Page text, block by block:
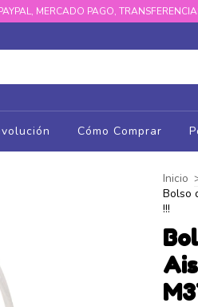
MERCADO PAGO,
Cómo Comprar
Inicio
Bolso
!!!